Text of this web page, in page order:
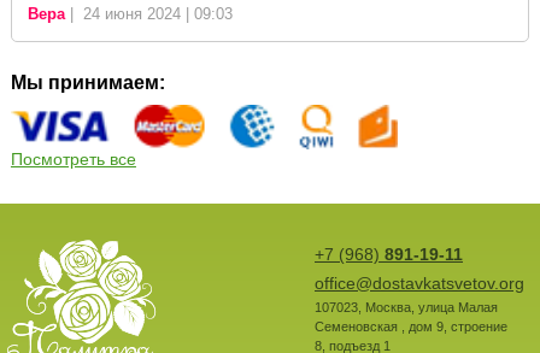
Вера| 24 июня 2024 | 09:03
Мы принимаем:
Посмотреть все
+7 (968) 891-19-11
office@dostavkatsvetov.org
107023, Москва, улица Малая
Семеновская , дом 9, строение
8, подъезд 1